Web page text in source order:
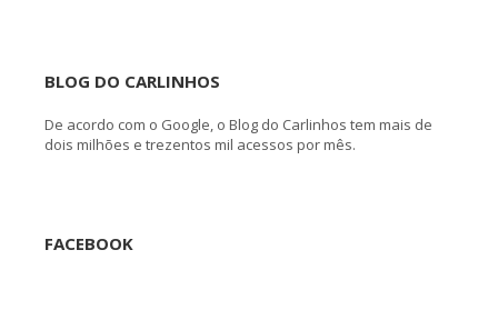
BLOG DO CARLINHOS
De acordo com o Google, o Blog do Carlinhos tem mais de
dois milhões e trezentos mil acessos por mês.
FACEBOOK